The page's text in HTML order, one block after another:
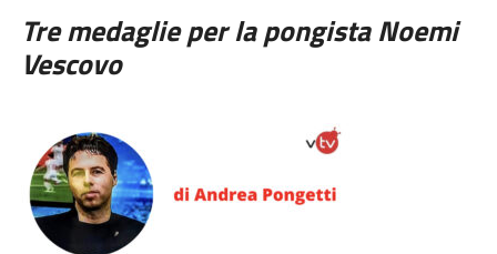
Tre medaglie per la pongista Noemi
Vescovo